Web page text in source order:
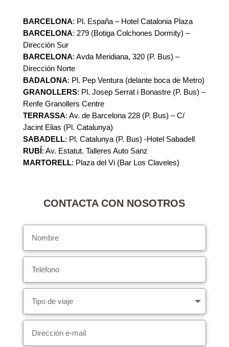
BARCELONA: Pl. España – Hotel Catalonia Plaza
BARCELONA: 279 (Botiga Colchones Dormity) –
Dirección Sur
BARCELONA: Avda Meridiana, 320 (P. Bus) –
Dirección Norte
BADALONA: Pl. Pep Ventura (delante boca de Metro)
GRANOLLERS: Pl. Josep Serrat i Bonastre (P. Bus) –
Renfe Granollers Centre
TERRASSA: Av. de Barcelona 228 (P. Bus) – C/
Jacint Elias (Pl. Catalunya)
SABADELL: Pl. Catalunya (P. Bus) -Hotel Sabadell
RUBÍ: Av. Estatut. Talleres Auto Sanz
MARTORELL: Plaza del Vi (Bar Los Claveles)
CONTACTA CON NOSOTROS